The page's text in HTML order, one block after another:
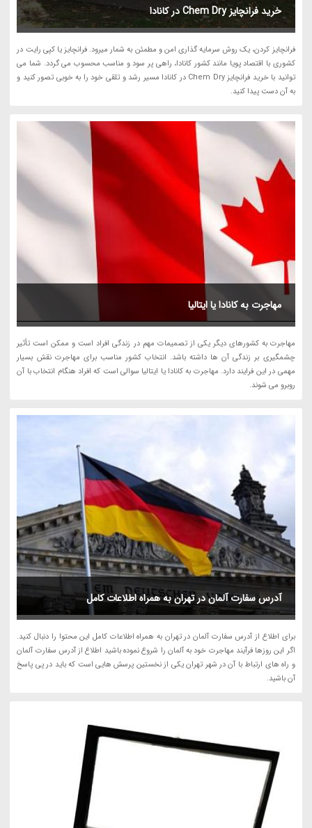
خرید فرانچایز Chem Dry در کانادا
فرانچایز کردن، یک روش سرمایه گذاری امن و مطمئن به شمار میرود. فرانچایز یا کپی رایت در
کشوری با اقتصاد پویا مانند کشور کانادا، راهی پر سود و مناسب محسوب می گردد. شما می
توانید با خرید فرانچایز Chem Dry در کانادا مسیر رشد و تلقی خود را به خوبی تصور کنید و
به آن دست پیدا کنید.
مهاجرت به کانادا یا ایتالیا
مهاجرت به کشورهای دیگر یکی از تصمیمات مهم در زندگی افراد است و ممکن است تأثیر
چشمگیری بر زندگی آن ها داشته باشد. انتخاب کشور مناسب برای مهاجرت نقش بسیار
مهمی در این فرایند دارد. مهاجرت به کانادا یا ایتالیا سوالی است که افراد هنگام انتخاب با آن
روبرو می شوند.
آدرس سفارت آلمان در تهران به همراه اطلاعات کامل
برای اطلاع از آدرس سفارت آلمان در تهران به همراه اطلاعات کامل این محتوا را دنبال کنید.
اگر این روزها فرآیند مهاجرت خود به آلمان را شروع نموده باشید اطلاع از آدرس سفارت آلمان
و راه های ارتباط با آن در شهر تهران یکی از نخستین پرسش هایی است که باید در پی پاسخ
آن باشید.